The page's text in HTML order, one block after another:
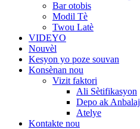
Bar otobis
Modil Tè
Twou Latè
VIDEYO
Nouvèl
Kesyon yo poze souvan
Konsènan nou
Vizit faktori
Ali Sètifikasyon
Depo ak Anbalaj
Atelye
Kontakte nou